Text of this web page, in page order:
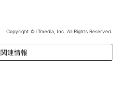
Copyright © ITmedia, Inc. All Rights Reserved.
関連情報